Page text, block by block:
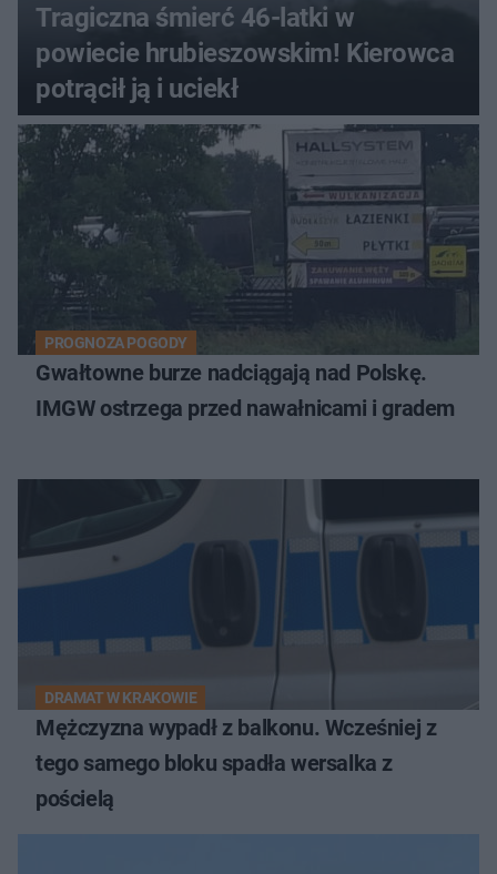
Tragiczna śmierć 46-latki w
powiecie hrubieszowskim! Kierowca
potrącił ją i uciekł
PROGNOZA POGODY
Gwałtowne burze nadciągają nad Polskę.
IMGW ostrzega przed nawałnicami i gradem
DRAMAT W KRAKOWIE
Mężczyzna wypadł z balkonu. Wcześniej z
tego samego bloku spadła wersalka z
pościelą